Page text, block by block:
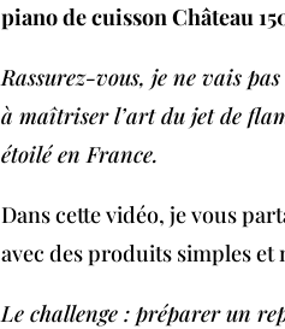
piano de cuisson Château
Rassurez-vous, je ne vais
à maîtriser l’art du jet de
étoilé en France.
Dans cette vidéo, je vous
avec des produits simples
Le challenge : préparer un